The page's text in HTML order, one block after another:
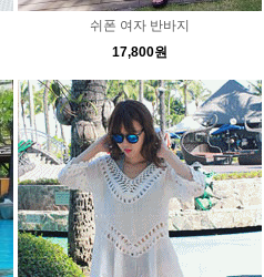
쉬폰 여자 반바지
17,800원